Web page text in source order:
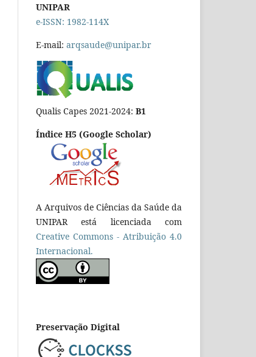
UNIPAR
e-ISSN: 1982-114X
E-mail: arqsaude@unipar.br
Qualis Capes 2021-2024: B1
Índice H5 (Google Scholar)
A Arquivos de Ciências da Saúde da
UNIPAR está licenciada com
Creative Commons - Atribuição 4.0
Internacional.
Preservação Digital